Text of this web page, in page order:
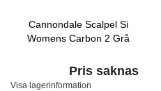
Cannondale Scalpel Si
Womens Carbon 2 Grå
Pris saknas
Visa lagerinformation